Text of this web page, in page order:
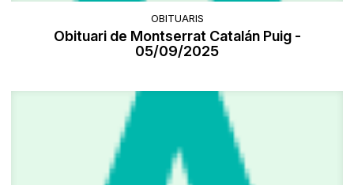
OBITUARIS
Obituari de Montserrat Catalán Puig -
05/09/2025